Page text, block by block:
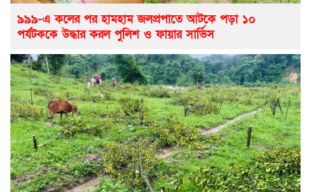
৯৯৯-এ কলের পর হামহাম জলপ্রপাতে আটকে পড়া ১০
পর্যটককে উদ্ধার করল পুলিশ ও ফায়ার সার্ভিস